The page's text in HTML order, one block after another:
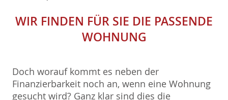
WIR FINDEN FÜR SIE DIE PASSENDE
WOHNUNG
Doch worauf kommt es neben der
Finanzierbarkeit noch an, wenn eine Wohnung
gesucht wird? Ganz klar sind dies die